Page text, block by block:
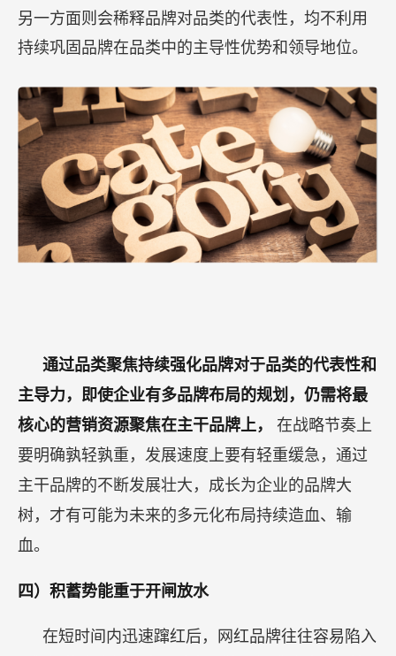
另一方面则会稀释品牌对品类的代表性，均不利用
持续巩固品牌在品类中的主导性优势和领导地位。
通过品类聚焦持续强化品牌对于品类的代表性和
主导力，即使企业有多品牌布局的规划，仍需将最
核心的营销资源聚焦在主干品牌上， 在战略节奏上
要明确孰轻孰重，发展速度上要有轻重缓急，通过
主干品牌的不断发展壮大，成长为企业的品牌大
树，才有可能为未来的多元化布局持续造血、输
血。
四）积蓄势能重于开闸放水
在短时间内迅速蹿红后，网红品牌往往容易陷入